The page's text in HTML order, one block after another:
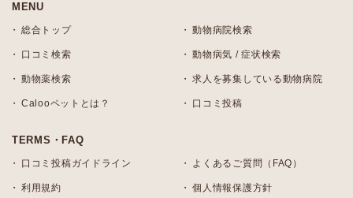
MENU
総合トップ 動物病院検索
口コミ検索 動物病気 / 症状検索
動物薬検索 求人を募集している動物病院
Calooペットとは？ 口コミ投稿
TERMS・FAQ
口コミ投稿ガイドライン よくあるご質問（FAQ）
利用規約 個人情報保護方針